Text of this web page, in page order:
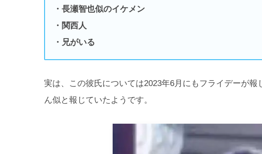
・長瀬智也似のイケメン
・関西人
・兄がいる
実は、この彼氏については2023年6月にもフライデーが
ん似と報じていたようです。